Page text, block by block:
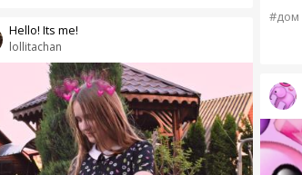
lollitachan
Hello! Its me!
#дом